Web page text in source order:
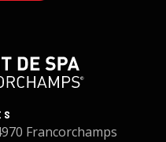
Francorchamps